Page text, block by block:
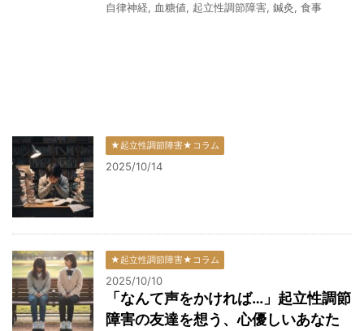
自律神経, 血糖値, 起立性調節障害, 鍼灸, 食事
★起立性調節障害★コラム
2025/10/14
★起立性調節障害★コラム
2025/10/10
「なんて声をかければ…」起立性調節
障害の友達を想う、心優しいあなた